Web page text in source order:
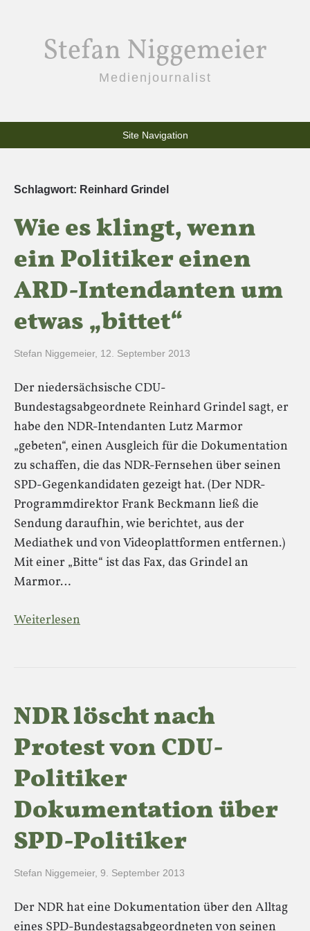
Stefan Niggemeier
Medienjournalist
Site Navigation
Schlagwort: Reinhard Grindel
Wie es klingt, wenn
ein Politiker einen
ARD-Intendanten um
etwas „bittet“
Stefan Niggemeier, 12. September 2013
Der niedersächsische CDU-
Bundestagsabgeordnete Reinhard Grindel sagt, er
habe den NDR-Intendanten Lutz Marmor
„gebeten“, einen Ausgleich für die Dokumentation
zu schaffen, die das NDR-Fernsehen über seinen
SPD-Gegenkandidaten gezeigt hat. (Der NDR-
Programmdirektor Frank Beckmann ließ die
Sendung daraufhin, wie berichtet, aus der
Mediathek und von Videoplattformen entfernen.)
Mit einer „Bitte“ ist das Fax, das Grindel an
Marmor…
Weiterlesen
NDR löscht nach
Protest von CDU-
Politiker
Dokumentation über
SPD-Politiker
Stefan Niggemeier, 9. September 2013
Der NDR hat eine Dokumentation über den Alltag
eines SPD-Bundestagsabgeordneten von seinen